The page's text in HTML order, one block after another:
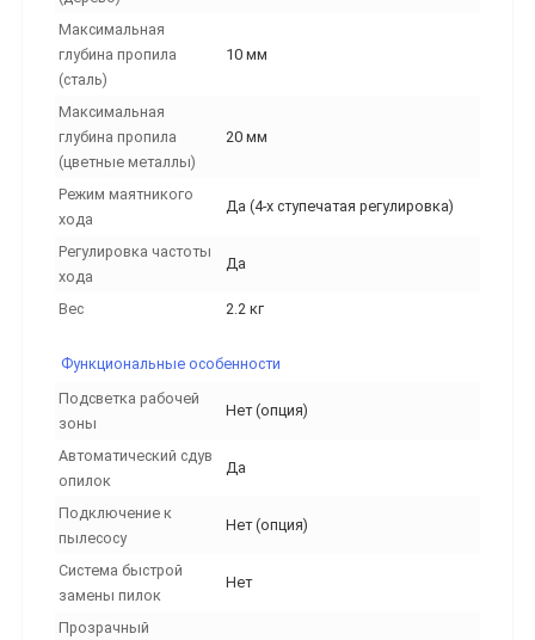
Максимальная
глубина пропила
(сталь)
10 мм
Максимальная
глубина пропила
(цветные металлы)
20 мм
Режим маятникого
хода
Да (4-х ступечатая регулировка)
Регулировка частоты
хода
Да
Вес 2.2 кг
Функциональные особенности
Подсветка рабочей
зоны
Нет (опция)
Автоматический сдув
опилок
Да
Подключение к
пылесосу
Нет (опция)
Система быстрой
замены пилок
Нет
Прозрачный